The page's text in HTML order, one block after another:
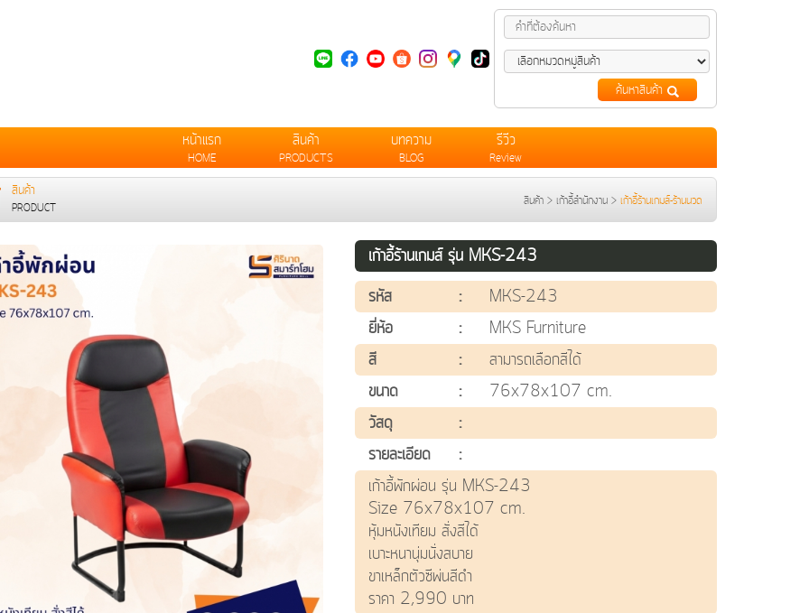
ค้นหาสินค้า
หน้าแรก
HOME
สินค้า
PRODUCTS
บทความ
BLOG
รีวีว
Review
สินค้า
PRODUCT สินค้า > เก้าอี้สำนักงาน > เก้าอี้ร้านเกมส์-ร้านนวด
เก้าอี้ร้านเกมส์ รุ่น MKS-243
รหัส
:
MKS-243
ยี่ห้อ
:
MKS Furniture
สี
:
สามารถเลือกสีได้
ขนาด
:
76x78x107 cm.
วัสดุ
:
รายละเอียด
:
เก้าอี้พักผ่อน รุ่น MKS-243
Size 76x78x107 cm.
หุ้มหนังเทียม สั่งสีได้
เบาะหนานุ่มนั่งสบาย
ขาเหล็กตัวซีพ่นสีดำ
ราคา 2,990 บาท